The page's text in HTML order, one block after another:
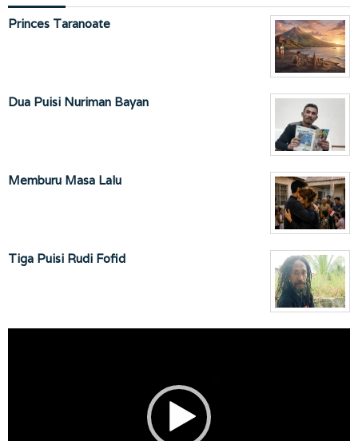
Princes Taranoate
Dua Puisi Nuriman Bayan
Memburu Masa Lalu
Tiga Puisi Rudi Fofid